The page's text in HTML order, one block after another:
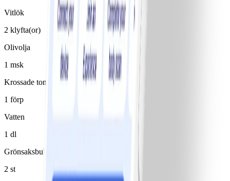
Vitlök
2 klyfta(or)
Olivolja
1 msk
Krossade tomater
1 förp
Vatten
1 dl
Grönsaksbuljongtärning
2 st